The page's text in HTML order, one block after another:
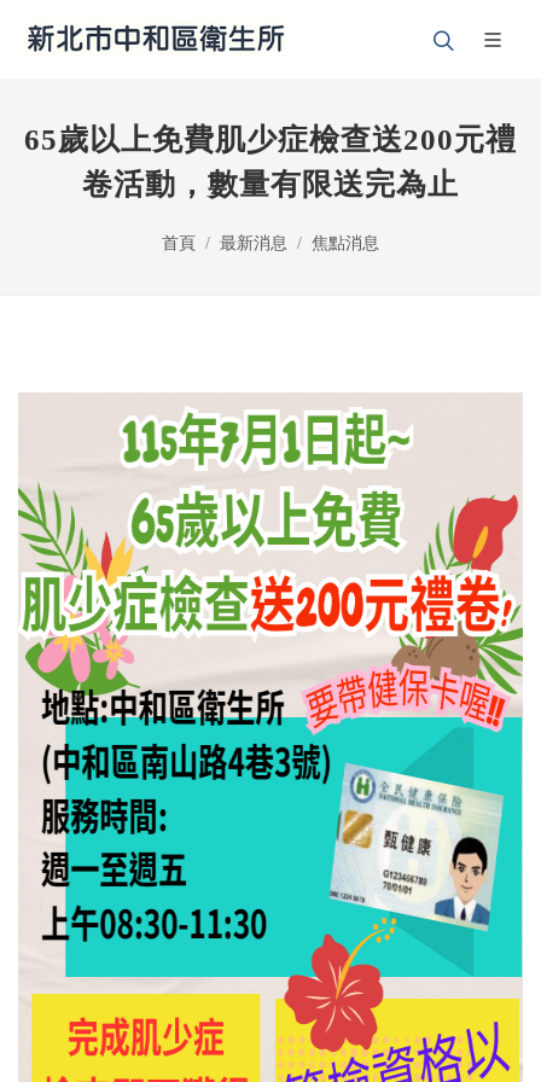
65歲以上免費肌少症檢查送200元禮
卷活動，數量有限送完為止
首頁 最新消息 焦點消息